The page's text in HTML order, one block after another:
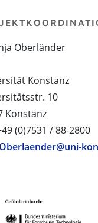
Oberländer
Konstanz
10
Konstanz
(0)7531 / 88-2800